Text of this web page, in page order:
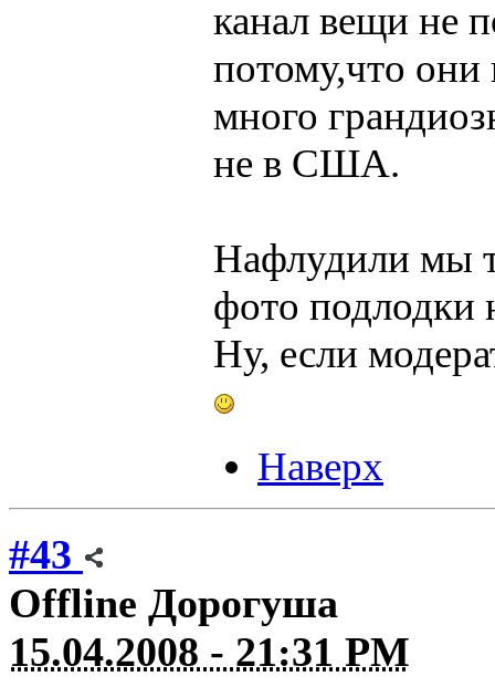
канал вещи не
потому,что
много
не в США.
Нафлудили мы
фото подлодки
Ну, если
Наверх
#43
Offline Дорогуша
15.04.2008 - 21:31 PM